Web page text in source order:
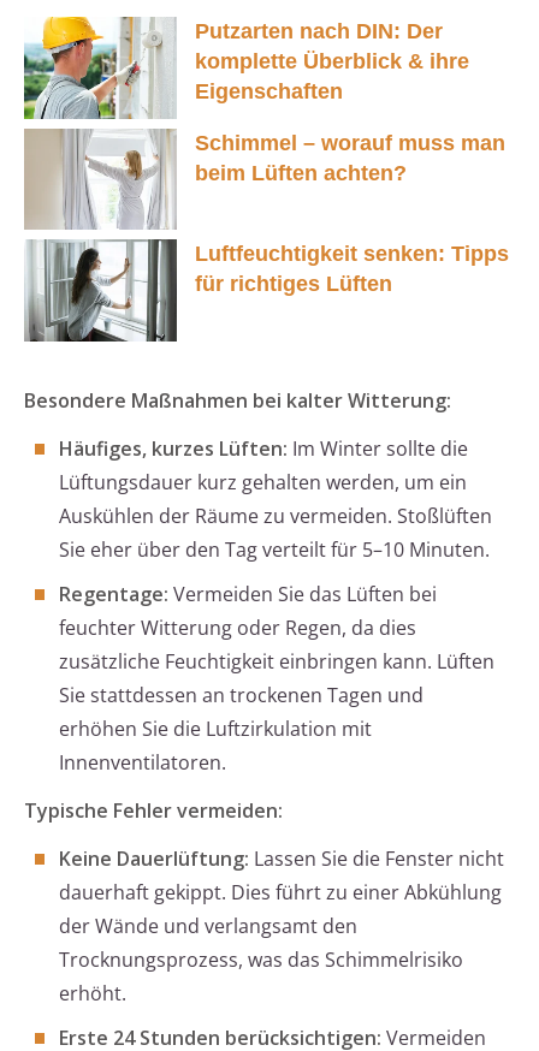
Putzarten nach DIN: Der
komplette Überblick & ihre
Eigenschaften
Schimmel – worauf muss man
beim Lüften achten?
Luftfeuchtigkeit senken: Tipps
für richtiges Lüften
Besondere Maßnahmen bei kalter Witterung:
Häufiges, kurzes Lüften: Im Winter sollte die
Lüftungsdauer kurz gehalten werden, um ein
Auskühlen der Räume zu vermeiden. Stoßlüften
Sie eher über den Tag verteilt für 5–10 Minuten.
Regentage: Vermeiden Sie das Lüften bei
feuchter Witterung oder Regen, da dies
zusätzliche Feuchtigkeit einbringen kann. Lüften
Sie stattdessen an trockenen Tagen und
erhöhen Sie die Luftzirkulation mit
Innenventilatoren.
Typische Fehler vermeiden:
Keine Dauerlüftung: Lassen Sie die Fenster nicht
dauerhaft gekippt. Dies führt zu einer Abkühlung
der Wände und verlangsamt den
Trocknungsprozess, was das Schimmelrisiko
erhöht.
Erste 24 Stunden berücksichtigen: Vermeiden